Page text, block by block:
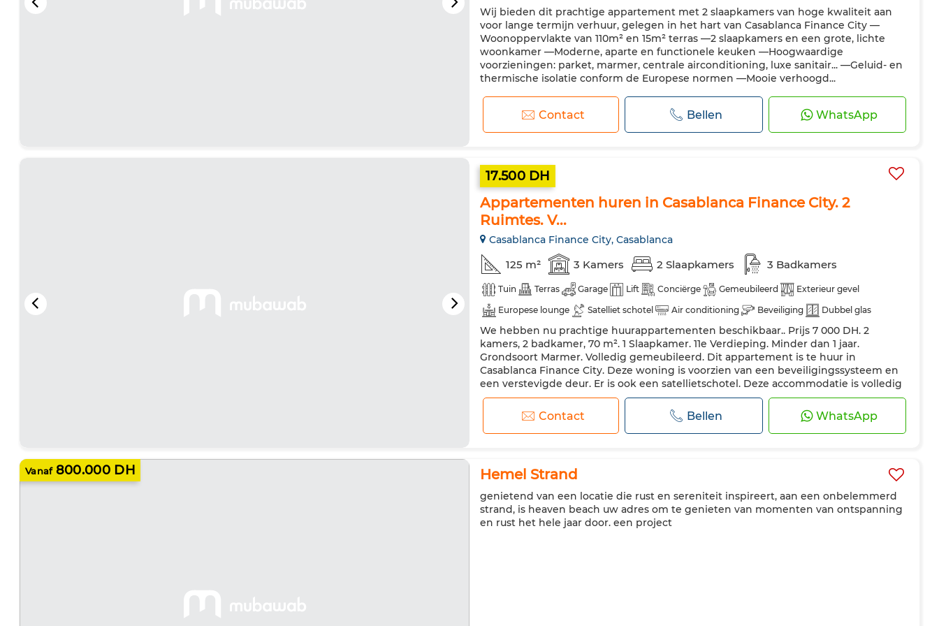
Verstevigde deur Uitgeruste keuken Koelkast Oven Tv
Vaatwasser
Magnetron
Internet Huisdieren toegestaan
Wij bieden dit prachtige appartement met 2 slaapkamers van hoge kwaliteit aan
voor lange termijn verhuur, gelegen in het hart van Casablanca Finance City —
Woonoppervlakte van 110m² en 15m² terras —2 slaapkamers en een grote, lichte
woonkamer —Moderne, aparte en functionele keuken —Hoogwaardige
voorzieningen: parket, marmer, centrale airconditioning, luxe sanitair... —Geluid- en
thermische isolatie conform de Europese normen —Mooie verhoogd...
Contact Bellen WhatsApp
17.500 DH
Appartementen huren in Casablanca Finance City. 2
Ruimtes. V...
Casablanca Finance City, Casablanca
125 m² 3 Kamers 2 Slaapkamers 3 Badkamers
Tuin Terras Garage Lift Conciërge Gemeubileerd
Exterieur gevel
Europese lounge
Satelliet schotel Air conditioning Beveiliging
Dubbel glas
Verstevigde deur
Uitgeruste keuken Koelkast Oven Tv
Vaatwasser
Magnetron
Internet Huisdieren toegestaan
We hebben nu prachtige huurappartementen beschikbaar.. Prijs 7 000 DH. 2
kamers, 2 badkamer, 70 m². 1 Slaapkamer. 11e Verdieping. Minder dan 1 jaar.
Grondsoort Marmer. Volledig gemeubileerd. Dit appartement is te huur in
Casablanca Finance City. Deze woning is voorzien van een beveiligingssysteem en
een verstevigde deur. Er is ook een satellietschotel. Deze accommodatie is volledig
uitgerust met airconditioning en u kunt gebruikmaken van een c...
Contact Bellen WhatsApp
Vanaf 800.000 DH Hemel Strand
genietend van een locatie die rust en sereniteit inspireert, aan een onbelemmerd
strand, is heaven beach uw adres om te genieten van momenten van ontspanning
en rust het hele jaar door. een project